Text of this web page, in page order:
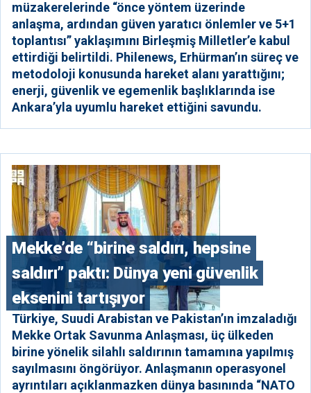
müzakerelerinde “önce yöntem üzerinde
anlaşma, ardından güven yaratıcı önlemler ve 5+1
toplantısı” yaklaşımını Birleşmiş Milletler’e kabul
ettirdiği belirtildi. Philenews, Erhürman’ın süreç ve
metodoloji konusunda hareket alanı yarattığını;
enerji, güvenlik ve egemenlik başlıklarında ise
Ankara’yla uyumlu hareket ettiğini savundu.
Mekke’de “birine saldırı, hepsine
saldırı” paktı: Dünya yeni güvenlik
eksenini tartışıyor
Türkiye, Suudi Arabistan ve Pakistan’ın imzaladığı
Mekke Ortak Savunma Anlaşması, üç ülkeden
birine yönelik silahlı saldırının tamamına yapılmış
sayılmasını öngörüyor. Anlaşmanın operasyonel
ayrıntıları açıklanmazken dünya basınında “NATO